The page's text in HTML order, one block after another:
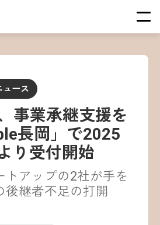
社概要
ービス
施設一覧
ュース
イベント
用情報
ュース
事業承継支援を
長岡」で2025
り受付開始
トアップの2社が手を
後継者不足の打開